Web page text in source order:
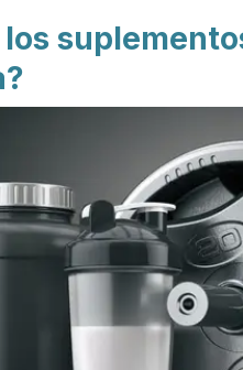
los